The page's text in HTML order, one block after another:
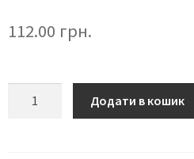
112.00 грн.
Додати в кошик